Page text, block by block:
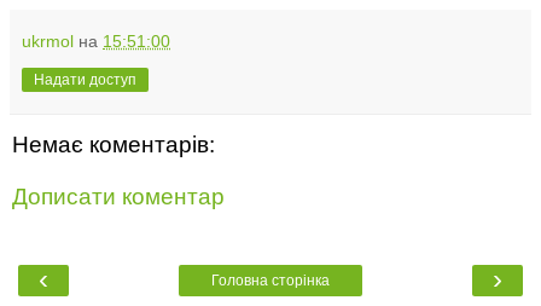
ukrmol на 15:51:00
Надати доступ
Немає коментарів:
Дописати коментар
‹ ›
Головна сторінка